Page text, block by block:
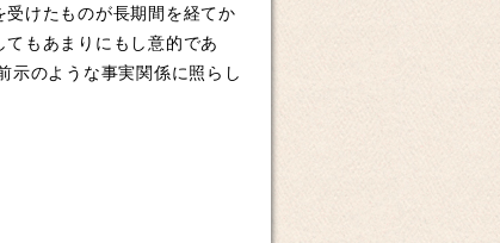
けたものが長期間を経てか
もあまりにもし意的であ
のような事実関係に照らし